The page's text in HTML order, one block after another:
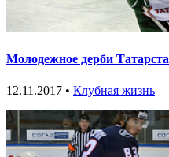
Молодежное дерби
12.11.2017 • Клубная жизнь